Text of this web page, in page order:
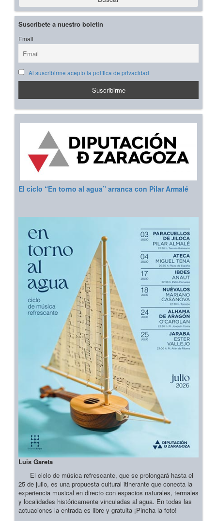
Suscríbete a nuestro boletín
Email
Al suscribirme acepto la política de privacidad
El ciclo “En torno al agua” arranca con Pilar Armalé
Luis Gareta
El ciclo de música refrescante, que se prolongará hasta el
25 de julio, es una propuesta cultural itinerante que conecta la
experiencia musical en directo con espacios naturales, termales
y localidades históricamente vinculadas al agua. En todas las
actuaciones la entrada es libre y gratuita ¡Pincha la foto!